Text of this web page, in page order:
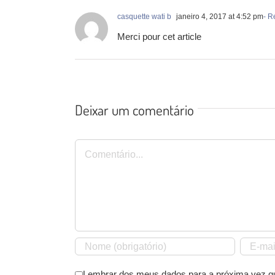
casquette wati b janeiro 4, 2017 at 4:52 pm-
Merci pour cet article
Deixar um comentário
Comentário